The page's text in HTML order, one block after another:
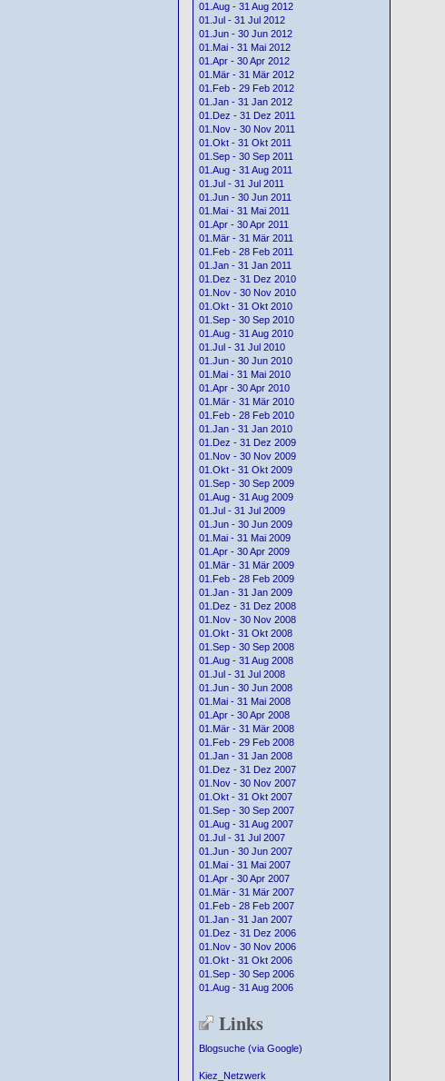
01.Aug - 31 Aug 2012
01.Jul - 31 Jul 2012
01.Jun - 30 Jun 2012
01.Mai - 31 Mai 2012
01.Apr - 30 Apr 2012
01.Mär - 31 Mär 2012
01.Feb - 29 Feb 2012
01.Jan - 31 Jan 2012
01.Dez - 31 Dez 2011
01.Nov - 30 Nov 2011
01.Okt - 31 Okt 2011
01.Sep - 30 Sep 2011
01.Aug - 31 Aug 2011
01.Jul - 31 Jul 2011
01.Jun - 30 Jun 2011
01.Mai - 31 Mai 2011
01.Apr - 30 Apr 2011
01.Mär - 31 Mär 2011
01.Feb - 28 Feb 2011
01.Jan - 31 Jan 2011
01.Dez - 31 Dez 2010
01.Nov - 30 Nov 2010
01.Okt - 31 Okt 2010
01.Sep - 30 Sep 2010
01.Aug - 31 Aug 2010
01.Jul - 31 Jul 2010
01.Jun - 30 Jun 2010
01.Mai - 31 Mai 2010
01.Apr - 30 Apr 2010
01.Mär - 31 Mär 2010
01.Feb - 28 Feb 2010
01.Jan - 31 Jan 2010
01.Dez - 31 Dez 2009
01.Nov - 30 Nov 2009
01.Okt - 31 Okt 2009
01.Sep - 30 Sep 2009
01.Aug - 31 Aug 2009
01.Jul - 31 Jul 2009
01.Jun - 30 Jun 2009
01.Mai - 31 Mai 2009
01.Apr - 30 Apr 2009
01.Mär - 31 Mär 2009
01.Feb - 28 Feb 2009
01.Jan - 31 Jan 2009
01.Dez - 31 Dez 2008
01.Nov - 30 Nov 2008
01.Okt - 31 Okt 2008
01.Sep - 30 Sep 2008
01.Aug - 31 Aug 2008
01.Jul - 31 Jul 2008
01.Jun - 30 Jun 2008
01.Mai - 31 Mai 2008
01.Apr - 30 Apr 2008
01.Mär - 31 Mär 2008
01.Feb - 29 Feb 2008
01.Jan - 31 Jan 2008
01.Dez - 31 Dez 2007
01.Nov - 30 Nov 2007
01.Okt - 31 Okt 2007
01.Sep - 30 Sep 2007
01.Aug - 31 Aug 2007
01.Jul - 31 Jul 2007
01.Jun - 30 Jun 2007
01.Mai - 31 Mai 2007
01.Apr - 30 Apr 2007
01.Mär - 31 Mär 2007
01.Feb - 28 Feb 2007
01.Jan - 31 Jan 2007
01.Dez - 31 Dez 2006
01.Nov - 30 Nov 2006
01.Okt - 31 Okt 2006
01.Sep - 30 Sep 2006
01.Aug - 31 Aug 2006
Links
Blogsuche (via Google)
Kiez_Netzwerk